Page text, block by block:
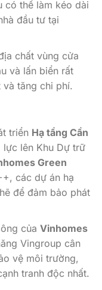
có thể làm kéo dài
đầu tư tại
chất vùng cửa
và lấn biển rất
tăng chi phí.
triển Hạ tầng Cần
lên Khu Dự trữ
Green
các dự án hạ
để đảm bảo phát
của Vinhomes
Vingroup cân
vệ môi trường,
tranh độc nhất.